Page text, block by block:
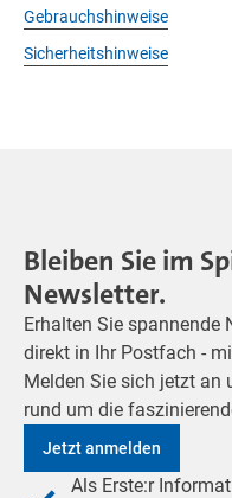
Gebrauchshinweise
Sicherheitshinweise
Bleiben Sie im
Newsletter.
Erhalten Sie spannende
direkt in Ihr Postfach -
Melden Sie sich jetzt an
rund um die
Jetzt anmelden
Als Erste:r